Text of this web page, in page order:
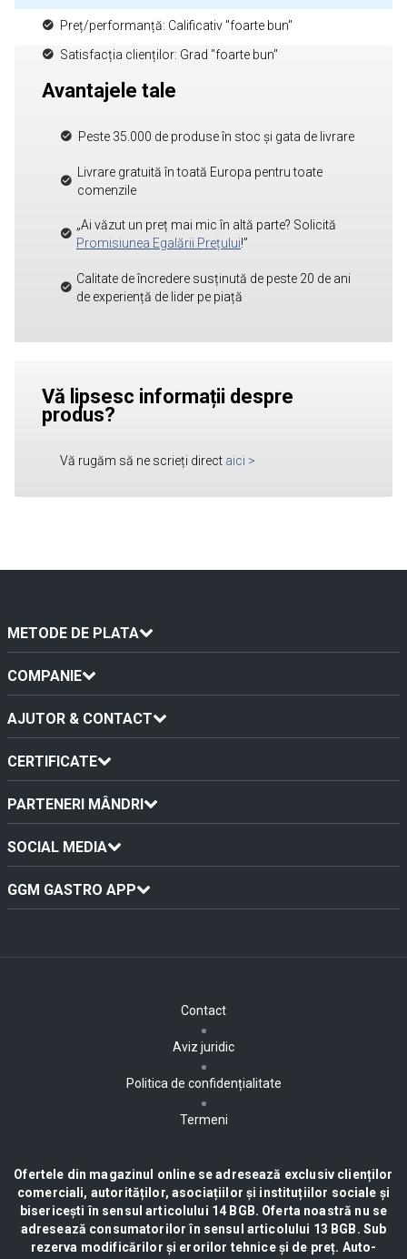
Preț/performanță: Calificativ "foarte bun"
Satisfacția clienților: Grad "foarte bun"
Avantajele tale
Peste 35.000 de produse în stoc și gata de livrare
Livrare gratuită în toată Europa pentru toate
comenzile
„Ai văzut un preț mai mic în altă parte? Solicită
Promisiunea Egalării Prețului!”
Calitate de încredere susținută de peste 20 de ani
de experiență de lider pe piață
Vă lipsesc informații despre
produs?
Vă rugăm să ne scrieți direct aici >
METODE DE PLATA
COMPANIE
AJUTOR & CONTACT
CERTIFICATE
PARTENERI MÂNDRI
SOCIAL MEDIA
GGM GASTRO APP
Contact
Aviz juridic
Politica de confidențialitate
Termeni
Ofertele din magazinul online se adresează exclusiv clienților
comerciali, autorităților, asociațiilor și instituțiilor sociale și
bisericești în sensul articolului 14 BGB. Oferta noastră nu se
adresează consumatorilor în sensul articolului 13 BGB. Sub
rezerva modificărilor și erorilor tehnice și de preț. Auto-